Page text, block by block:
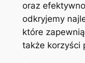
oraz
odkryjemy
które
także korzyści